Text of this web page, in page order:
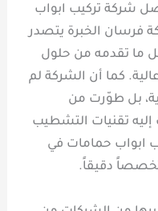
شركة تركيب ابواب
فرسان الخبرة يتصدر
ما تقدمه من حلول
كما أن الشركة لم
بل طوّرت من
تقنيات التشطيب
ابواب حمامات في
دقيقاً.